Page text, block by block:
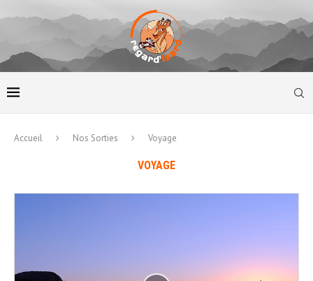
Accueil Nos Sorties Voyage
VOYAGE